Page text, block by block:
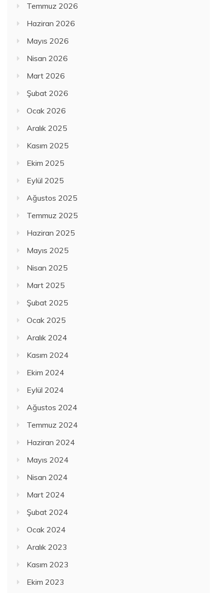
Temmuz 2026
Haziran 2026
Mayıs 2026
Nisan 2026
Mart 2026
Şubat 2026
Ocak 2026
Aralık 2025
Kasım 2025
Ekim 2025
Eylül 2025
Ağustos 2025
Temmuz 2025
Haziran 2025
Mayıs 2025
Nisan 2025
Mart 2025
Şubat 2025
Ocak 2025
Aralık 2024
Kasım 2024
Ekim 2024
Eylül 2024
Ağustos 2024
Temmuz 2024
Haziran 2024
Mayıs 2024
Nisan 2024
Mart 2024
Şubat 2024
Ocak 2024
Aralık 2023
Kasım 2023
Ekim 2023